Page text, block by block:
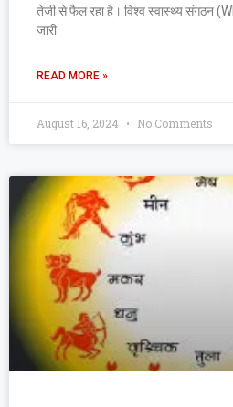
तेजी से फैल रहा है। विश्व स्वास्थ्य संगठन
जारी
READ MORE »
August 16, 2024 No Comments